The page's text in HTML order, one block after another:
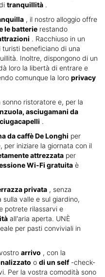
tranquillità .
, il nostro alloggio offre
le batterie restando
. Racchiuso in un
beneficiano di una
Inoltre, dispongono di un
loro la libertà di entrare e
comunque la loro privacy
sonno ristoratore e, per la
asciugamani da
.
da caffè De Longhi per
iniziare la giornata con il
attrezzata per
Wi-Fi gratuita è
privata , senza
valle e sul giardino,
potrete rilassarvi e
all'aria aperta. UNÈ
per pasti conviviali in
arrivo , con la
o di un self-check-
Per la vostra comodità sono